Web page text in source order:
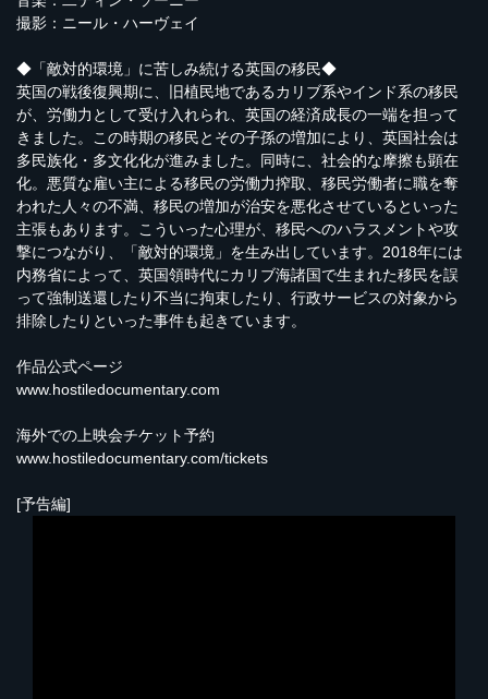
撮影：ニール・ハーヴェイ
◆「敵対的環境」に苦しみ続ける英国の移民◆
英国の戦後復興期に、旧植民地であるカリブ系やインド系の移民
が、労働力として受け入れられ、英国の経済成長の一端を担って
きました。この時期の移民とその子孫の増加により、英国社会は
多民族化・多文化化が進みました。同時に、社会的な摩擦も顕在
化。悪質な雇い主による移民の労働力搾取、移民労働者に職を奪
われた人々の不満、移民の増加が治安を悪化させているといった
主張もあります。こういった心理が、移民へのハラスメントや攻
撃につながり、「敵対的環境」を生み出しています。2018年には
内務省によって、英国領時代にカリブ海諸国で生まれた移民を誤
って強制送還したり不当に拘束したり、行政サービスの対象から
排除したりといった事件も起きています。
作品公式ページ
www.hostiledocumentary.com
海外での上映会チケット予約
www.hostiledocumentary.com/tickets
[予告編]